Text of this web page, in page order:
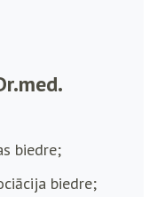
biedre;
biedre;